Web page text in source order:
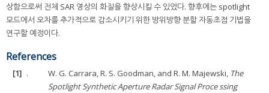
상함으로써 전체 SAR 영상의 화질을 향상시킬 수 있었다. 향후에는 spotlight
모드에서 오차를 추가적으로 감소시키기 위한 방위방향 분할 자동초점 기법을
연구할 예정이다.
References
[1] . W. G. Carrara, R. S. Goodman, and R. M. Majewski, The
Spotlight Synthetic Aperture Radar Signal Proce ssing